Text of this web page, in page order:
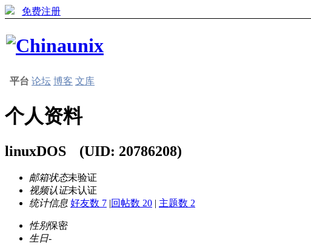
免费注册
平台 论坛 博客 文库
个人资料
linuxDOS (UID: 20786208)
邮箱状态未验证
视频认证未认证
统计信息 好友数 7 |回帖数 20 | 主题数 2
性别保密
生日-